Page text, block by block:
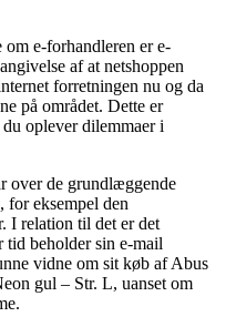
e-forhandleren er e-
af at netshoppen
forretningen nu og da
på området. Dette er
oplever dilemmaer i
over de grundlæggende
for eksempel den
I relation til det er det
tid beholder sin e-mail
vidne om sit køb af Abus
gul – Str. L, uanset om